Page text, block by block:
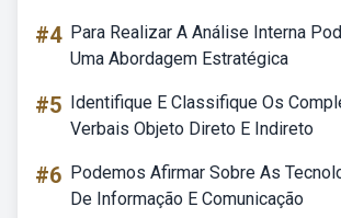
#4 Para Realizar A Análise Interna
Uma Abordagem Estratégica
#5 Identifique E Classifique Os
Verbais Objeto Direto E Indireto
#6 Podemos Afirmar Sobre As
De Informação E Comunicação